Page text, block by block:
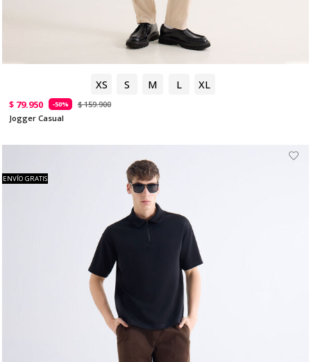
XS S M L XL
$ 79.950 -50%
$ 159.900
Jogger Casual
ENVÍO GRATIS